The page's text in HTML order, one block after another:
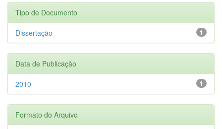
Tipo de Documento
1
Dissertação
Data de Publicação
1
2010
Formato do Arquivo